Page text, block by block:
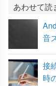
あわせて読
音
接
時